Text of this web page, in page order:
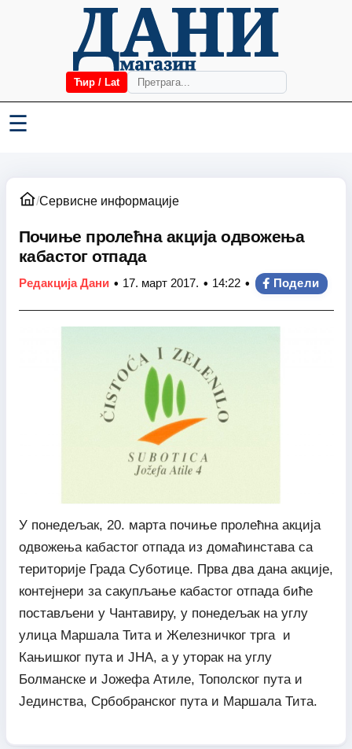
Ћир / Lat
☰
/Сервисне информације
Почиње пролећна акција одвожења
кабастог отпада
Редакција Дани • 17. март 2017. • 14:22 • Подели
У понедељак, 20. марта почиње пролећна акција
одвожења кабастог отпада из домаћинстава са
територије Града Суботице. Прва два дана акције,
контејнери за сакупљање кабастог отпада биће
постављени у Чантавиру, у понедељак на углу
улица Маршала Тита и Железничког трга и
Кањишког пута и ЈНА, а у уторак на углу
Болманске и Јожефа Атиле, Тополског пута и
Јединства, Србобранског пута и Маршала Тита.